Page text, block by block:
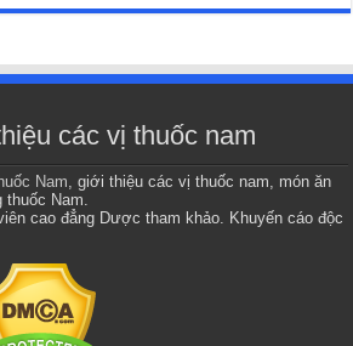
các vị thuốc nam
Nam, giới thiệu các vị thuốc nam, món ăn
thuốc Nam.
cao đẳng Dược tham khảo. Khuyến cáo độc